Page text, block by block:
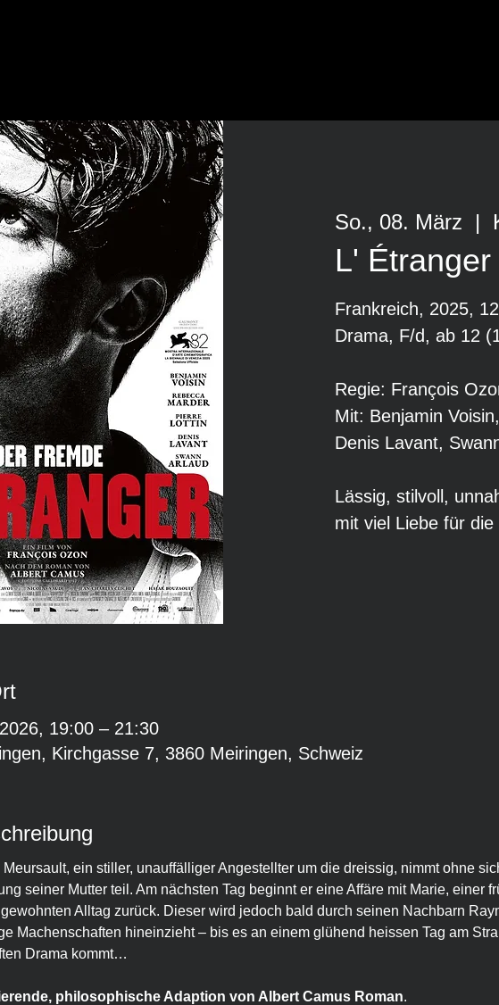
So., 08. März
  |
L' Étranger
Frankreich, 2025,
Drama, F/d, ab 12
Regie: François
Mit: Benjamin
Denis Lavant,
Lässig, stilvoll,
mit viel Liebe für
19:00 – 21:30
Kirchgasse 7, 3860 Meiringen, Schweiz
ein stiller, unauffälliger Angestellter um die dreissig, nimmt ohne
seiner Mutter teil. Am nächsten Tag beginnt er eine Affäre mit Marie, einer
Alltag zurück. Dieser wird jedoch bald durch seinen Nachbarn
Machenschaften hineinzieht – bis es an einem glühend heissen Tag am
Drama kommt…
philosophische Adaption von Albert Camus Roman.